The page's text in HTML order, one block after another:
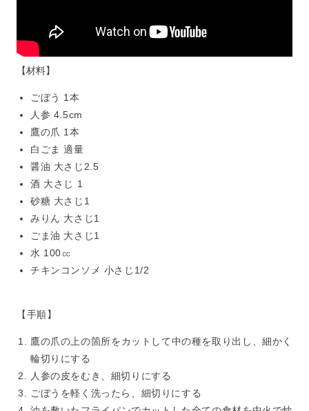
【材料】
ごぼう 1本
人参 4.5cm
鷹の爪 1本
白ごま 適量
醤油 大さじ2.5
酒 大さじ 1
砂糖 大さじ1
みりん 大さじ1
ごま油 大さじ1
水 100㏄
チキンコンソメ 小さじ1/2
【手順】
鷹の爪の上の箇所をカットして中の種を取り出し、細かく
輪切りにする
人参の皮をむき、細切りにする
ごぼうを軽く洗ったら、細切りにする